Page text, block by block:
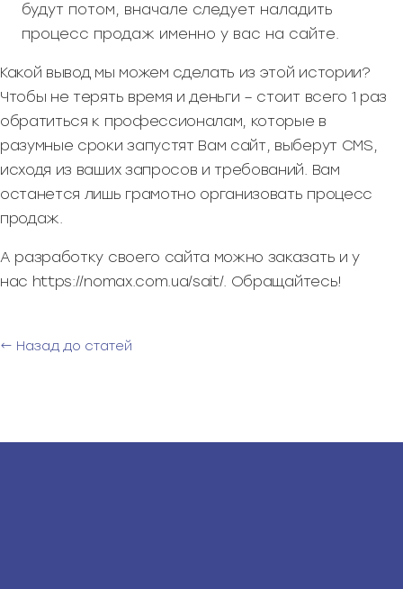
будут потом, вначале следует наладить
процесс продаж именно у вас на сайте.
Какой вывод мы можем сделать из этой истории?
Чтобы не терять время и деньги – стоит всего 1 раз
обратиться к профессионалам, которые в
разумные сроки запустят Вам сайт, выберут CMS,
исходя из ваших запросов и требований. Вам
останется лишь грамотно организовать процесс
продаж.
А разработку своего сайта можно заказать и у
нас https://nomax.com.ua/sait/. Обращайтесь!
← Назад до статей